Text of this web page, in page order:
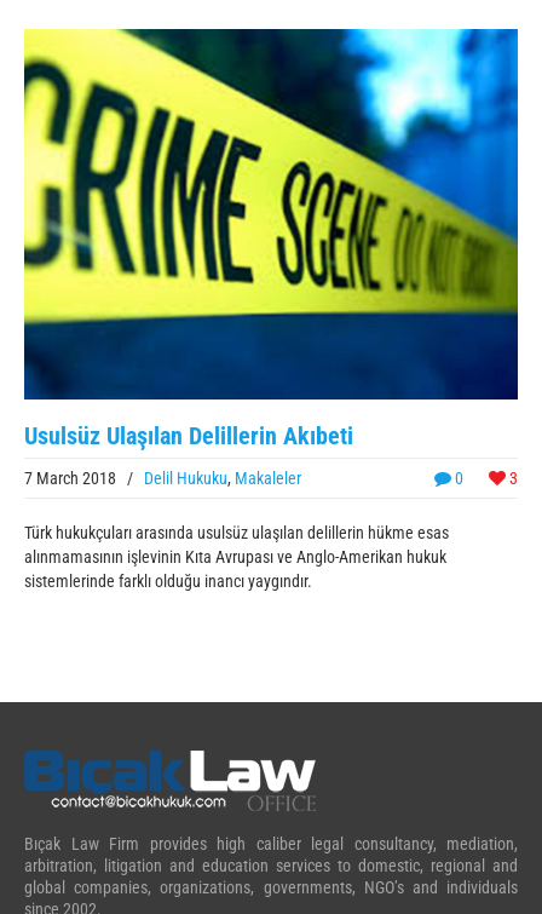
Usulsüz Ulaşılan Delillerin Akıbeti
0 3
7 March 2018 / Delil Hukuku, Makaleler
Türk hukukçuları arasında usulsüz ulaşılan delillerin hükme esas
alınmamasının işlevinin Kıta Avrupası ve Anglo-Amerikan hukuk
sistemlerinde farklı olduğu inancı yaygındır.
Bıçak Law Firm provides high caliber legal consultancy, mediation,
arbitration, litigation and education services to domestic, regional and
global companies, organizations, governments, NGO’s and individuals
since 2002.